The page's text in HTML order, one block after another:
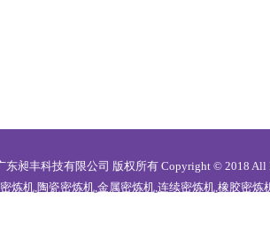
东昶丰科技有限公司 版权所有 Copyright © 2018 All
密炼机,陶瓷密炼机,金属密炼机,连续密炼机,橡胶密炼